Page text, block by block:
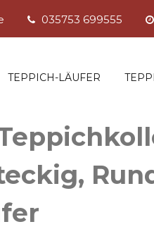
035753 699555
TEPPICH-LÄUFER